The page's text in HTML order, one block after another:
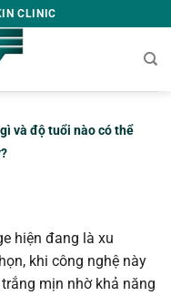
CLINIC
và độ tuổi nào có thể
hiện đang là xu
khi công nghệ này
mịn nhờ khả năng